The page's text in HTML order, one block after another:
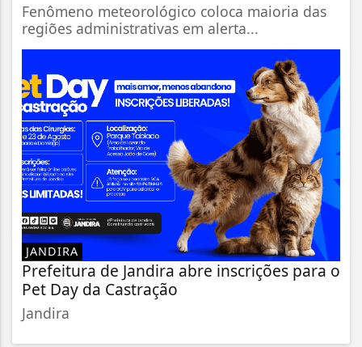
Fenômeno meteorológico coloca maioria das
regiões administrativas em alerta...
JANDIRA
Prefeitura de Jandira abre inscrições para o
Pet Day da Castração
Jandira